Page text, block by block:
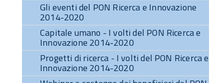
Gli eventi del PON Ricerca e Innovazione
2014-2020
Capitale umano - I volti del PON Ricerca e
Innovazione 2014-2020
Progetti di ricerca - I volti del PON Ricerca e
Innovazione 2014-2020